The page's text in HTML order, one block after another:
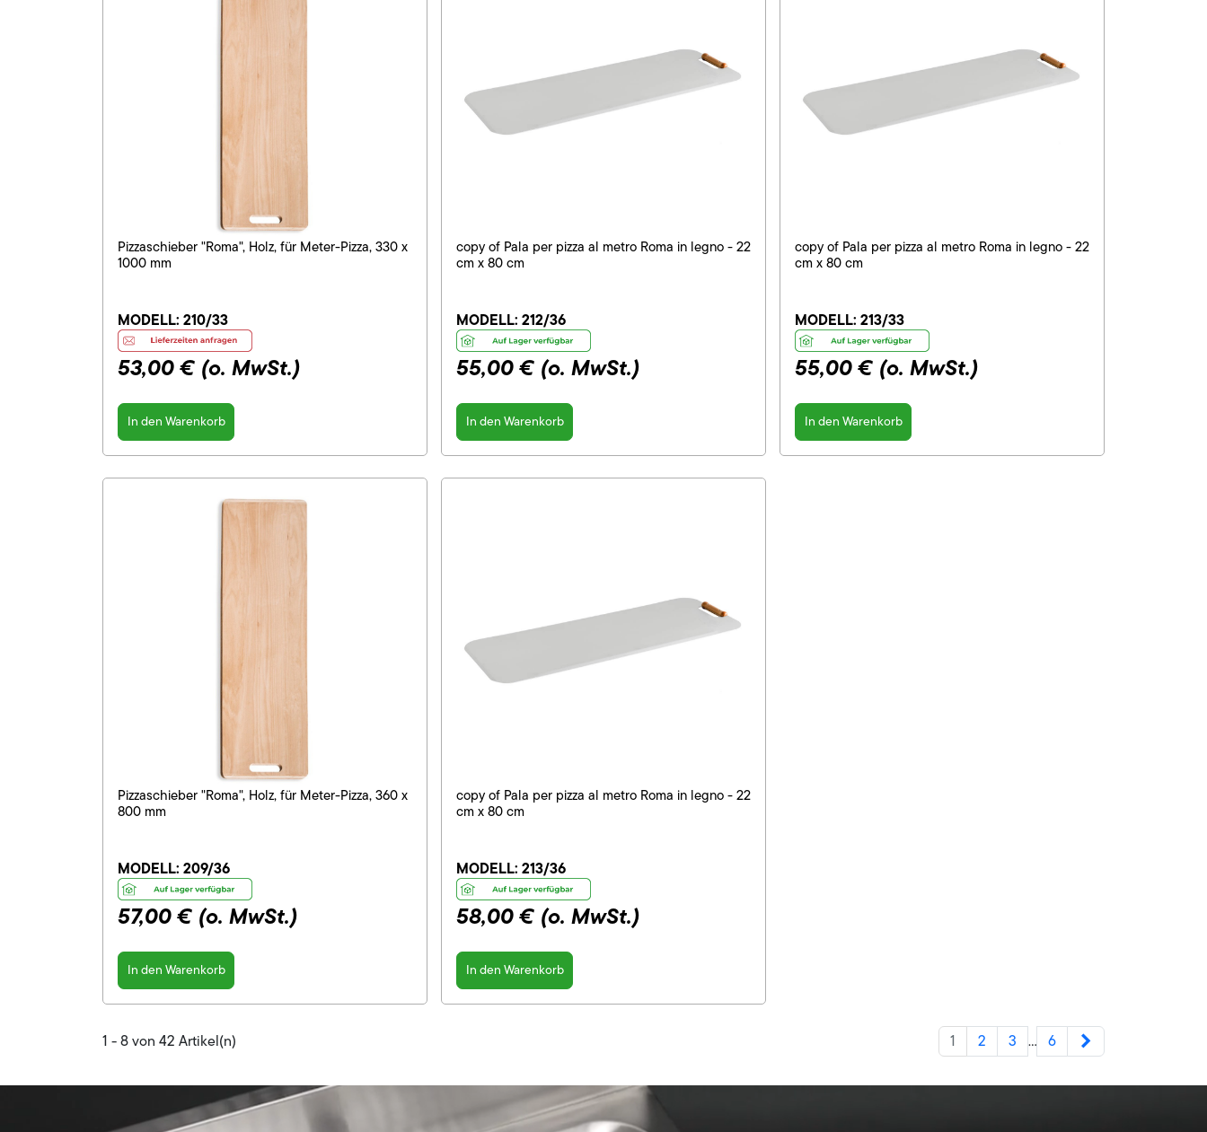
Pizzaschieber "Roma", Holz, für Meter-Pizza, 330 x
1000 mm
MODELL: 210/33
53,00 € (o. MwSt.)
In den Warenkorb
copy of Pala per pizza al metro Roma in legno - 22
cm x 80 cm
MODELL: 212/36
55,00 € (o. MwSt.)
In den Warenkorb
copy of Pala per pizza al metro Roma in legno - 22
cm x 80 cm
MODELL: 213/33
55,00 € (o. MwSt.)
In den Warenkorb
Pizzaschieber "Roma", Holz, für Meter-Pizza, 360 x
800 mm
MODELL: 209/36
57,00 € (o. MwSt.)
In den Warenkorb
copy of Pala per pizza al metro Roma in legno - 22
cm x 80 cm
MODELL: 213/36
58,00 € (o. MwSt.)
In den Warenkorb
1 - 8 von 42 Artikel(n) 1 2 3 … 6